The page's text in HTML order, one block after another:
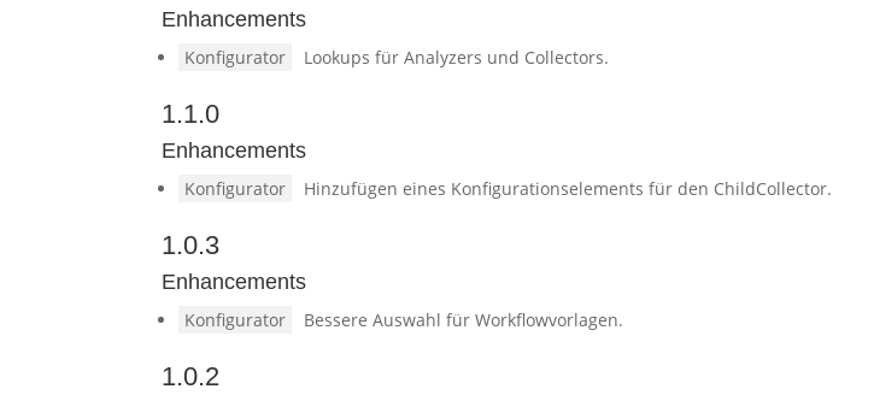
Enhancements
Konfigurator Lookups für Analyzers und Collectors.
1.1.0
Enhancements
Konfigurator Hinzufügen eines Konfigurationselements für den ChildCollector.
1.0.3
Enhancements
Konfigurator Bessere Auswahl für Workflowvorlagen.
1.0.2